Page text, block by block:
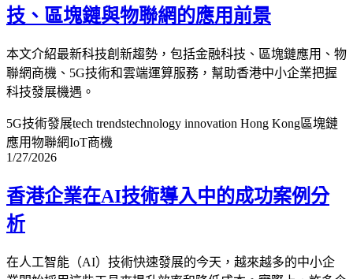
技、區塊鏈與物聯網的應用前景
本文介紹最新科技創新趨勢，包括金融科技、區塊鏈應用、物
聯網商機、5G技術和雲端運算服務，幫助香港中小企業把握
科技發展機遇。
5G技術發展tech trendstechnology innovation Hong Kong區塊鏈
應用物聯網IoT商機
1/27/2026
香港企業在AI技術導入中的成功案例分
析
在人工智能（AI）技術快速發展的今天，越來越多的中小企